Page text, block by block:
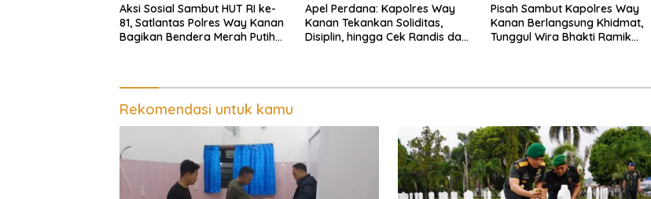
Aksi Sosial Sambut HUT RI ke-
81, Satlantas Polres Way Kanan
Bagikan Bendera Merah Putih
Apel Perdana: Kapolres Way
Kanan Tekankan Soliditas,
Disiplin, hingga Cek Randis dan
Pisah Sambut Kapolres Way
Kanan Berlangsung Khidmat,
Tunggul Wira Bhakti Ramik
Rekomendasi untuk kamu